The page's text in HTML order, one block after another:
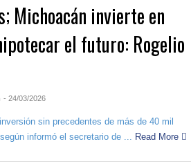
Michoacán invierte en
el futuro: Rogelio
- 24/03/2026
sin precedentes de más de 40 mil
informó el secretario de ...
Read More